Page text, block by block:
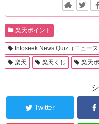
楽天ポイント
Infoseek News Quiz（ニュース
楽天
楽天くじ 楽天
Twitter